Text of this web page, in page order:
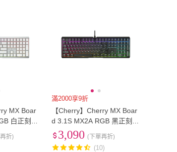
MX Boar
白正刻
白 花蜜軸
鍵盤)
折)
滿2000享9折
【Cherry】Cherry MX Boar
d 3.1S MX2A RGB 黑正刻
茶軸(3.1S RGB 黑 茶軸 二代
軸 機械 鍵盤 電競)
3,090 (下單再折)
(10)